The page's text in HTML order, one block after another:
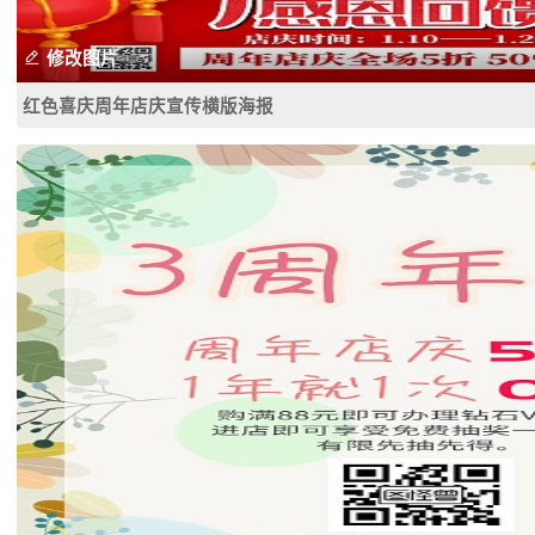
修改图片
红色喜庆周年店庆宣传横版海报